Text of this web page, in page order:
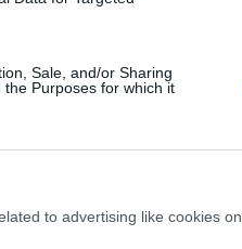
Sale, and/or Sharing
Purposes for which it
to advertising like cookies on